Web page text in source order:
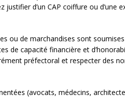
d’un CAP coiffure ou d’une
ou de marchandises sont soumises
de capacité financière et
préfectoral et respecter des
(avocats, médecins,